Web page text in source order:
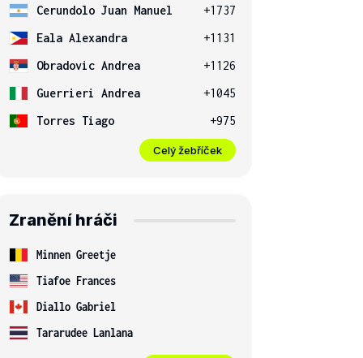
Cerundolo Juan Manuel
+1737
Eala Alexandra
+1131
Obradovic Andrea
+1126
Guerrieri Andrea
+1045
Torres Tiago
+975
Celý žebříček
Zranění hráči
Minnen Greetje
Tiafoe Frances
Diallo Gabriel
Tararudee Lanlana